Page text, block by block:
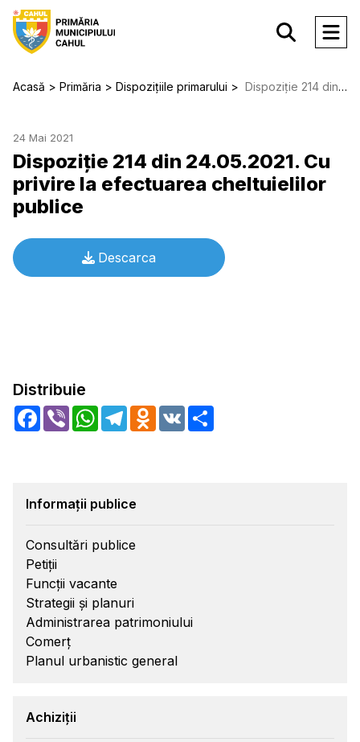
Acasă Primăria Dispozițiile primarului Dispoziție 214 din 24.05.2021. Cu privire la efectuarea cheltuielilor publice
24 Mai 2021
Dispoziție 214 din 24.05.2021. Cu
privire la efectuarea cheltuielilor
publice
Descarca
Distribuie
Facebook
Viber WhatsApp
TelegramOdnoklassniki
VK
Informații publice
Consultări publice
Petiții
Funcții vacante
Strategii și planuri
Administrarea patrimoniului
Comerț
Planul urbanistic general
Achiziții